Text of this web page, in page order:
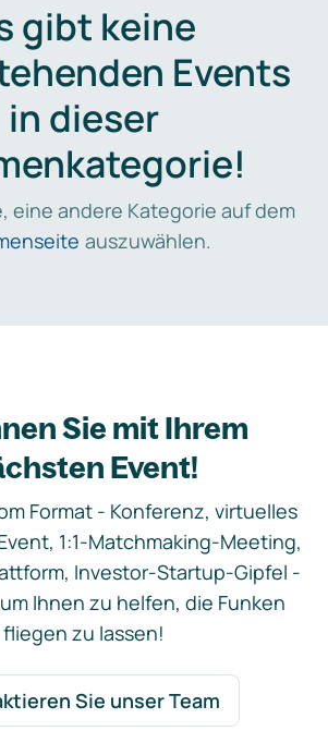
gibt keine
Events
in dieser
eine andere Kategorie auf dem
auszuwählen.
Sie mit Ihrem
Event!
Format - Konferenz, virtuelles
1:1-Matchmaking-Meeting,
Investor-Startup-Gipfel -
Ihnen zu helfen, die Funken
fliegen zu lassen!
Sie unser Team